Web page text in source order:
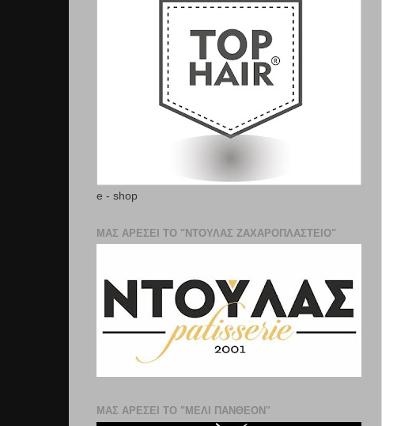
e - shop
ΜΑΣ ΑΡΕΣΕΙ ΤΟ "ΝΤΟΥΛΑΣ ΖΑΧΑΡΟΠΛΑΣΤΕΊΟ"
ΜΑΣ ΑΡΕΣΕΙ ΤΟ "ΜΕΛΙ ΠΑΝΘΕΟΝ"